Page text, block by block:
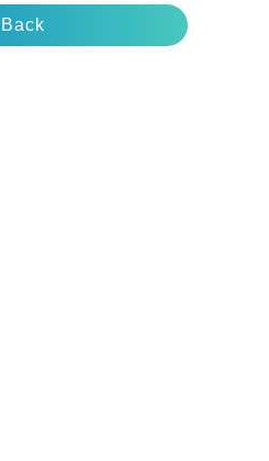
Back